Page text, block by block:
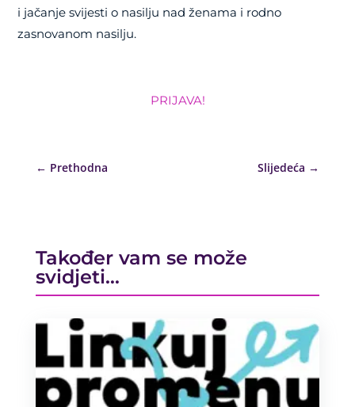
i jačanje svijesti o nasilju nad ženama i rodno
zasnovanom nasilju.
PRIJAVA!
← Prethodna Slijedeća →
Također vam se može
svidjeti…